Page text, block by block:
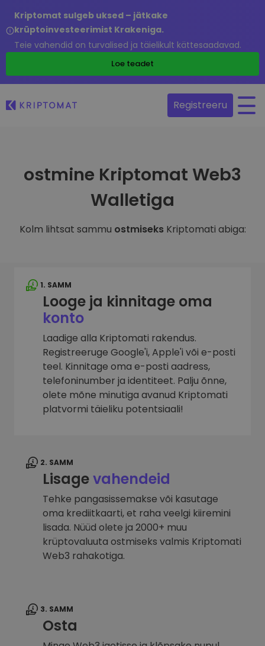
Kriptomat sulgeb uksed – jätkake
krüptoinvesteerimist Krakeniga.
Teie vahendid on turvalised ja täielikult kättesaadavad.
Loe teadet
Registreeru
ostmine Kriptomat Web3
Walletiga
Kolm lihtsat sammu ostmiseksKriptomati abiga:
1. SAMM
Looge ja kinnitage oma
konto
Laadige alla Kriptomati rakendus.
Registreeruge Google'i, Apple'i või e-posti
teel. Kinnitage oma e-posti aadress,
telefoninumber ja identiteet. Palju õnne,
olete mõne minutiga avanud Kriptomati
platvormi täieliku potentsiaali!
2. SAMM
Lisagevahendeid
Tehke pangasissemakse või kasutage
oma krediitkaarti, et raha veelgi kiiremini
lisada. Nüüd olete ja 2000+ muu
krüptovaluuta ostmiseks valmis Kriptomati
Web3 rahakotiga.
3. SAMM
Osta